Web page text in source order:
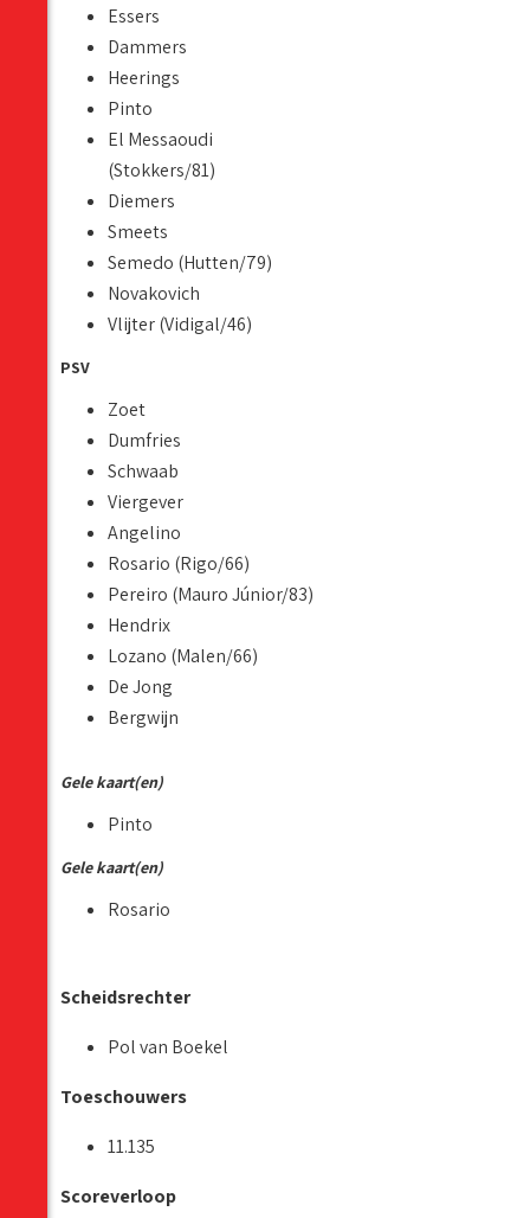
Essers
Dammers
Heerings
Pinto
El Messaoudi
(Stokkers/81)
Diemers
Smeets
Semedo (Hutten/79)
Novakovich
Vlijter (Vidigal/46)
PSV
Zoet
Dumfries
Schwaab
Viergever
Angelino
Rosario (Rigo/66)
Pereiro (Mauro Júnior/83)
Hendrix
Lozano (Malen/66)
De Jong
Bergwijn
Gele kaart(en)
Pinto
Gele kaart(en)
Rosario
Scheidsrechter
Pol van Boekel
Toeschouwers
11.135
Scoreverloop